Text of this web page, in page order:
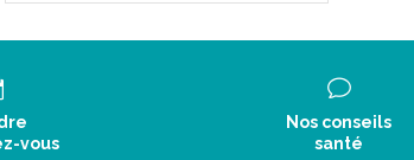
vous
Nos conseils
santé